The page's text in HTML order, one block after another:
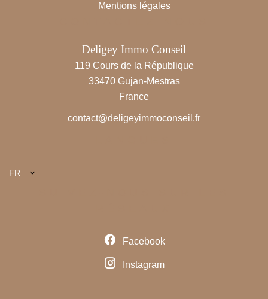
Mentions légales
Deligey Immo Conseil
119 Cours de la République
33470Gujan-Mestras
France
contact@deligeyimmoconseil.fr
FR
Facebook
Instagram